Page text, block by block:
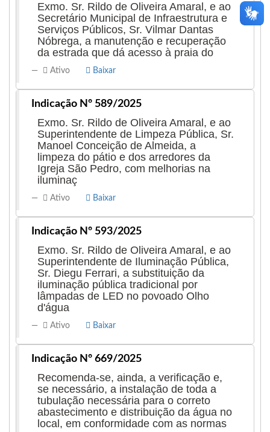
Exmo. Sr. Rildo de Oliveira Amaral, e ao
Secretário Municipal de Infraestrutura e
Serviços Públicos, Sr. Vilmar Dantas
Nóbrega, a manutenção e recuperação
da estrada que dá acesso à praia do
Ativo Baixar
Indicação Nº 589/2025
Exmo. Sr. Rildo de Oliveira Amaral, e ao
Superintendente de Limpeza Pública, Sr.
Manoel Conceição de Almeida, a
limpeza do pátio e dos arredores da
Igreja São Pedro, com melhorias na
iluminaç
Ativo Baixar
Indicação Nº 593/2025
Exmo. Sr. Rildo de Oliveira Amaral, e ao
Superintendente de Iluminação Pública,
Sr. Diegu Ferrari, a substituição da
iluminação pública tradicional por
lâmpadas de LED no povoado Olho
d'água
Ativo Baixar
Indicação Nº 669/2025
Recomenda-se, ainda, a verificação e,
se necessário, a instalação de toda a
tubulação necessária para o correto
abastecimento e distribuição da água no
local, em conformidade com as normas